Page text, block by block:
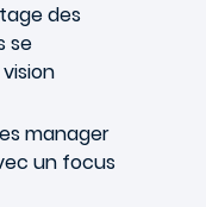
des
se
manager
un focus